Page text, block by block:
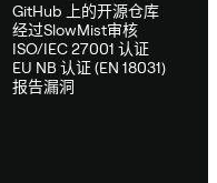
GitHub 上的开源仓库
经过SlowMist审核
ISO/IEC 27001 认证
EU NB 认证 (EN 18031)
报告漏洞